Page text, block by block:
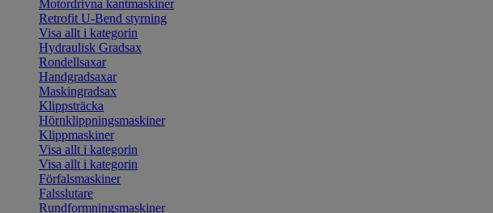
Motordrivna kantmaskiner
Retrofit U-Bend styrning
Visa allt i kategorin
Hydraulisk Gradsax
Rondellsaxar
Handgradsaxar
Maskingradsax
Klippsträcka
Hörnklippningsmaskiner
Klippmaskiner
Visa allt i kategorin
Visa allt i kategorin
Förfalsmaskiner
Falsslutare
Rundformningsmaskiner